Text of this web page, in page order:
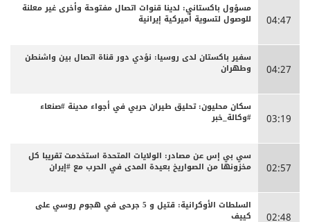
04:47
مسؤول باكستاني: لدينا قنوات اتصال مفتوحة وأخرى غير معلنة
للوصول لتسوية أميركية إيرانية
04:27
سفير باكستان لدى روسيا: نؤدي دور قناة اتصال بين واشنطن
وطهران
03:19
سكان محليون: تحليق طيران حربي في أجواء مدينة #صنعاء
#وكالة_خبر
02:57
سي بي إس عن مصادر: الولايات المتحدة استخدمت تقريبا كل
مخزونها من الصواريخ بعيدة المدى في الحرب مع #إيران
02:48
السلطات الأوكرانية: قتيل و 5 جرحى في هجوم روسي على
كييف